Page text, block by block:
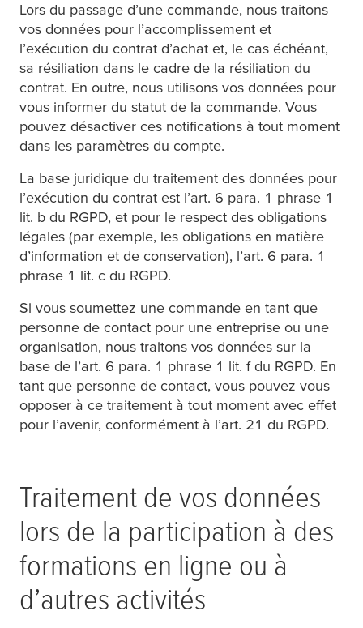
Lors du passage d’une commande, nous traitons
vos données pour l’accomplissement et
l’exécution du contrat d’achat et, le cas échéant,
sa résiliation dans le cadre de la résiliation du
contrat. En outre, nous utilisons vos données pour
vous informer du statut de la commande. Vous
pouvez désactiver ces notifications à tout moment
dans les paramètres du compte.
La base juridique du traitement des données pour
l’exécution du contrat est l’art. 6 para. 1 phrase 1
lit. b du RGPD, et pour le respect des obligations
légales (par exemple, les obligations en matière
d’information et de conservation), l’art. 6 para. 1
phrase 1 lit. c du RGPD.
Si vous soumettez une commande en tant que
personne de contact pour une entreprise ou une
organisation, nous traitons vos données sur la
base de l’art. 6 para. 1 phrase 1 lit. f du RGPD. En
tant que personne de contact, vous pouvez vous
opposer à ce traitement à tout moment avec effet
pour l’avenir, conformément à l’art. 21 du RGPD.
Traitement de vos données
lors de la participation à des
formations en ligne ou à
d’autres activités